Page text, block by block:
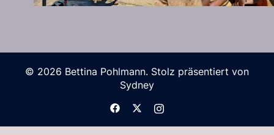
© 2026 Bettina Pohlmann. Stolz präsentiert von
Sydney